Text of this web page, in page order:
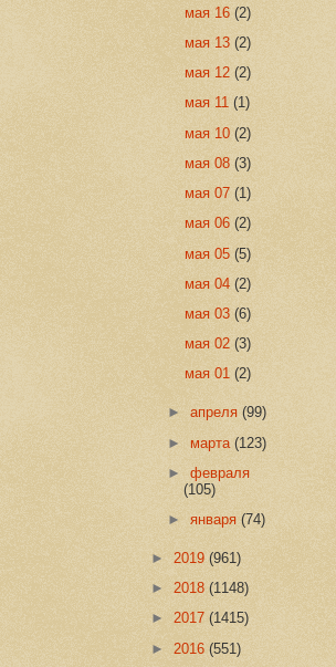
мая 16 (2)
мая 13 (2)
мая 12 (2)
мая 11 (1)
мая 10 (2)
мая 08 (3)
мая 07 (1)
мая 06 (2)
мая 05 (5)
мая 04 (2)
мая 03 (6)
мая 02 (3)
мая 01 (2)
►апреля(99)
►марта(123)
►февраля
(105)
►января(74)
► 2019 (961)
► 2018 (1148)
► 2017 (1415)
► 2016 (551)